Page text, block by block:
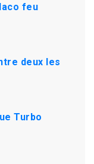
feu
deux les
Turbo